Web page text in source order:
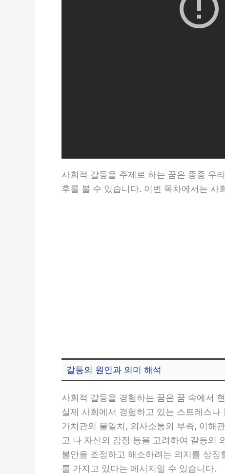
사회적 갈등을 주제로 하는 꿈은 종종 우
후를 볼 수 있습니다. 이번 목차에서는 사
갈등의 원인과 의미 해석
사회적 갈등을 경험하는 꿈은 꿈 속에서
실제 사회에서 경험하고 있는 스트레스
가치관의 불일치, 의사소통의 부족, 이해
고 나 자신의 감정 등을 고려하여 갈등의
불안을 조정하고 해소하려는 의지를 상
를 가지고 있다는 메시지일 수 있습니다.